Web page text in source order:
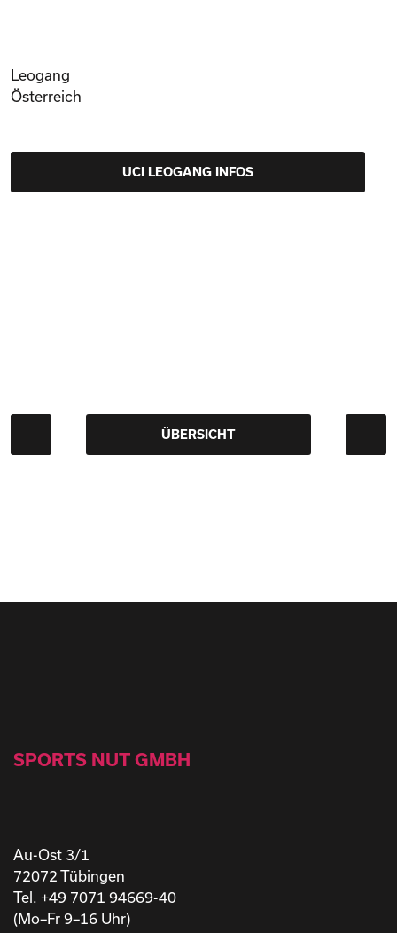
Leogang
Österreich
UCI LEOGANG INFOS
ÜBERSICHT
SPORTS NUT GMBH
Au-Ost 3/1
72072 Tübingen
Tel. +49 7071 94669-40
(Mo–Fr 9–16 Uhr)